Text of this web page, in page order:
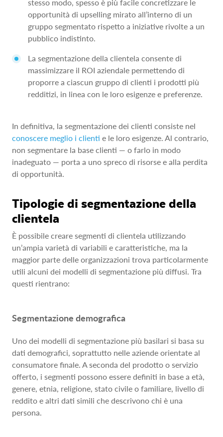
stesso modo, spesso è più facile concretizzare le
opportunità di upselling mirato all’interno di un
gruppo segmentato rispetto a iniziative rivolte a un
pubblico indistinto.
La segmentazione della clientela consente di
massimizzare il ROI aziendale permettendo di
proporre a ciascun gruppo di clienti i prodotti più
redditizi, in linea con le loro esigenze e preferenze.
In definitiva, la segmentazione dei clienti consiste nel
conoscere meglio i clienti e le loro esigenze. Al contrario,
non segmentare la base clienti — o farlo in modo
inadeguato — porta a uno spreco di risorse e alla perdita
di opportunità.
Tipologie di segmentazione della
clientela
È possibile creare segmenti di clientela utilizzando
un’ampia varietà di variabili e caratteristiche, ma la
maggior parte delle organizzazioni trova particolarmente
utili alcuni dei modelli di segmentazione più diffusi. Tra
questi rientrano:
Segmentazione demografica
Uno dei modelli di segmentazione più basilari si basa su
dati demografici, soprattutto nelle aziende orientate al
consumatore finale. A seconda del prodotto o servizio
offerto, i segmenti possono essere definiti in base a età,
genere, etnia, religione, stato civile o familiare, livello di
reddito e altri dati simili che descrivono chi è una
persona.